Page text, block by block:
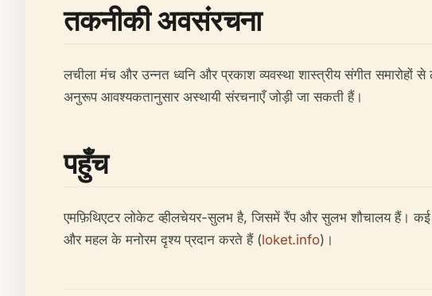
तकनीकी अवसंरचना
लचीला मंच और उन्नत ध्वनि और प्रकाश व्यवस्था शास्त्रीय संगीत समारोहों
अनुरूप आवश्यकतानुसार अस्थायी संरचनाएँ जोड़ी जा सकती हैं।
पहुँच
एमफ़िथिएटर लोकेट व्हीलचेयर-सुलभ है, जिसमें रैंप और सुलभ शौचालय हैं। कई
और महल के मनोरम दृश्य प्रदान करते हैं (loket.info)।